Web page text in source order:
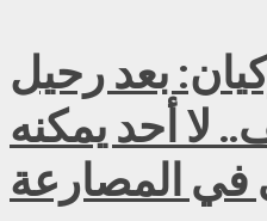
بعد رحيل
لا أحد يمكنه
في المصارعة